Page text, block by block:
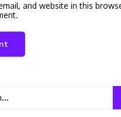
and website in this